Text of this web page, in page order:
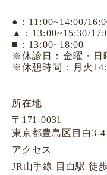
●：11:00~14:00/
▲：13:00~15:30/
■：13:00~18:00
※休診日：金曜・日
※休憩時間：月火
所在地
〒171-0031
東京都豊島区目白3-
アクセス
JR山手線 目白駅 徒